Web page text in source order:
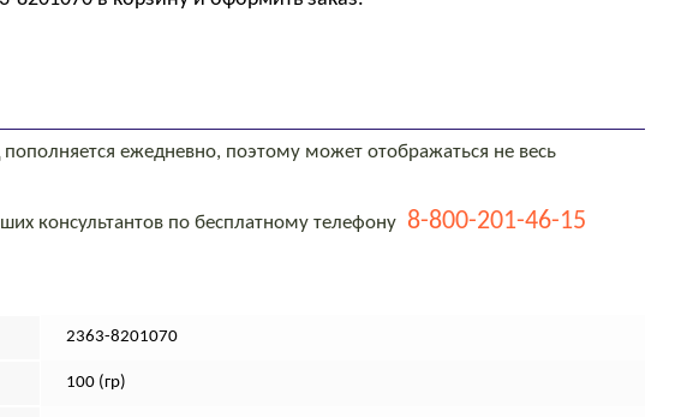
ежедневно, поэтому может отображаться не весь
консультантов по бесплатному телефону 8-800-201-46-15
2363-8201070
100 (гр)